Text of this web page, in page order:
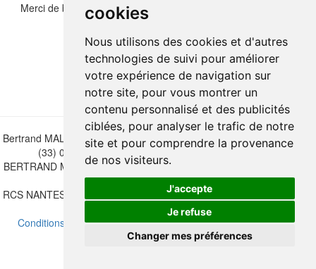
cookies
Nous utilisons des cookies et d'autres
technologies de suivi pour améliorer
votre expérience de navigation sur
notre site, pour vous montrer un
contenu personnalisé et des publicités
ciblées, pour analyser le trafic de notre
site et pour comprendre la provenance
de nos visiteurs.
J'accepte
Je refuse
Changer mes préférences
Merci de bien vouloir recopier les chiffres et lettre ci-dessous :
Bertrand MALVAUX - 22 rue Crébillon, 44000 Nantes - FRANCE - Tél.
(33) 02 40 733 600 — bertrand.malvaux@wanadoo.fr
BERTRAND MALVAUX - ÉDITIONS DU CANONNIER SARL au capital
de 47.000 EUROS
RCS NANTES B 442 295 077 - N° INTRACOMMUNAUTAIRE CEE FR
30 442 295 077
Conditions de vente-Mettre à jour vos préférences de cookies